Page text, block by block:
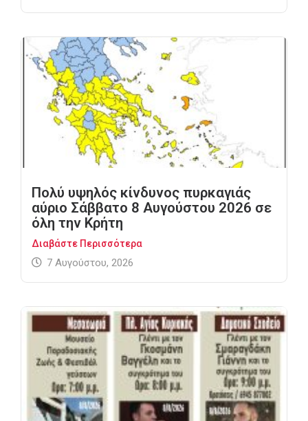
Πολύ υψηλός κίνδυνος πυρκαγιάς
αύριο Σάββατο 8 Αυγούστου 2026 σε
όλη την Κρήτη
Διαβάστε Περισσότερα
7 Αυγούστου, 2026